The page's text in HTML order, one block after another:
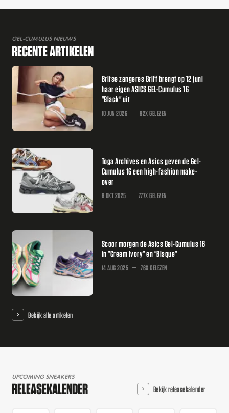
GEL-CUMULUS NIEUWS
RECENTE ARTIKELEN
Britse zangeres Griff brengt op 12 juni
haar eigen ASICS GEL-Cumulus 16
"Black" uit
10 JUN 2026 92X GELEZEN
Toga Archives en Asics geven de Gel-
Cumulus 16 een high-fashion make-
over
8 OKT 2025 777X GELEZEN
Scoor morgen de Asics Gel-Cumulus 16
in "Cream Ivory" en "Bisque"
14 AUG 2025 76X GELEZEN
Bekijk alle artikelen
UPCOMING SNEAKERS
RELEASEKALENDER Bekijk releasekalender